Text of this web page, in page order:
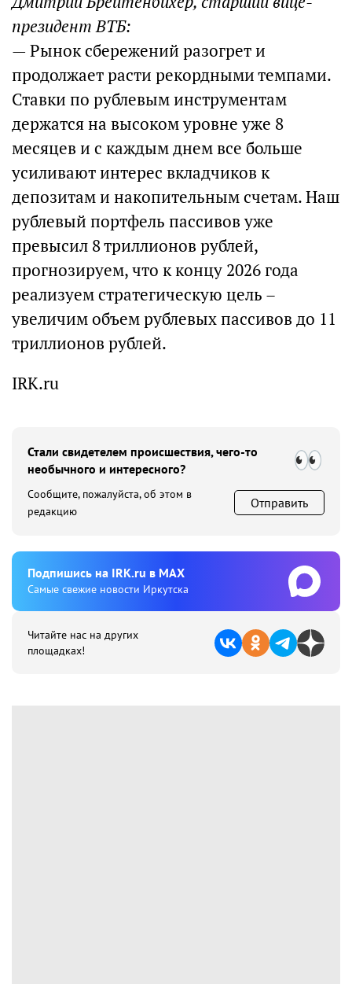
президент ВТБ:
— Рынок сбережений разогрет и
продолжает расти рекордными темпами.
Ставки по рублевым инструментам
держатся на высоком уровне уже 8
месяцев и с каждым днем все больше
усиливают интерес вкладчиков к
депозитам и накопительным счетам. Наш
рублевый портфель пассивов уже
превысил 8 триллионов рублей,
прогнозируем, что к концу 2026 года
реализуем стратегическую цель –
увеличим объем рублевых пассивов до 11
триллионов рублей.
IRK.ru
Стали свидетелем происшествия, чего-то
необычного и интересного?
Сообщите, пожалуйста, об этом в
редакцию
Отправить
Подпишиcь на IRK.ru в MAX
Cамые свежие новости Иркутска
Читайте нас на других
площадках!